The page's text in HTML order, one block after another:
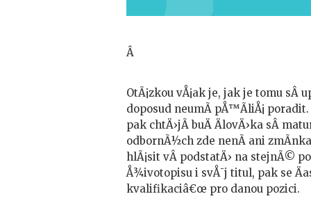
Â
OtÃ¡zkou vÅ¡ak je, jak je tomu sÂ
doposud neumÃ­ pÅ™Ã­liÅ¡ poradit.
pak chtÄ›jÃ­ buÄ ÄlovÄ›ka sÂ
odbornÃ½ch zde nenÃ­ ani
hlÃ¡sit vÂ podstatÄ› na stejnÃ©
Å¾ivotopisu i svÅ¯j titul, pak se
kvalifikaciâ€œ pro danou pozici.